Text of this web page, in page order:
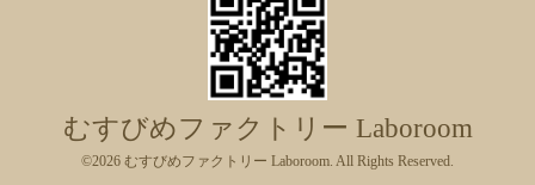
むすびめファクトリー Laboroom
©2026 むすびめファクトリー Laboroom . All Rights Reserved.